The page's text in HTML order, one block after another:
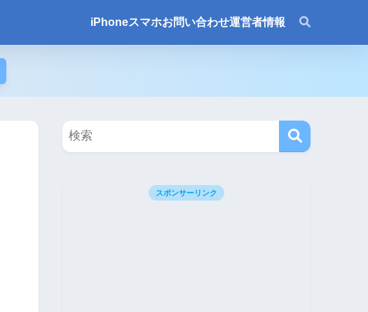
iPhoneスマホお問い合わせ運営者情報
スポンサーリンク